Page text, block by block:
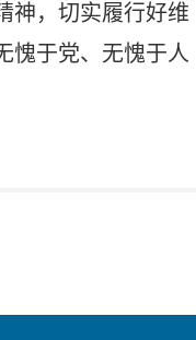
神，切实履行好维
愧于党、无愧于人